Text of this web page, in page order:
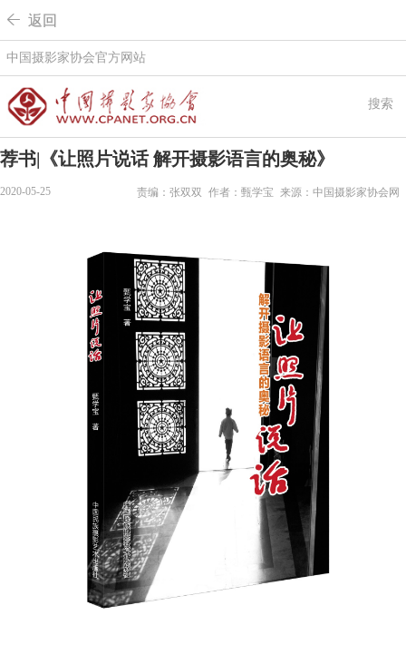
 返回
中国摄影家协会官方网站
搜索
荐书|《让照片说话 解开摄影语言的奥秘》
2020-05-25 来源：中国摄影家协会网
作者：甄学宝
责编：张双双